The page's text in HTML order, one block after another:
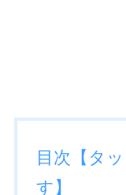
目次【タ
す】